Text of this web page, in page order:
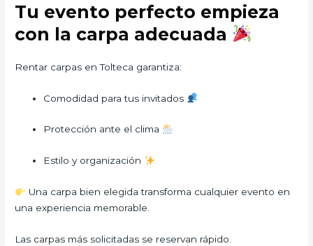
Tu evento perfecto empieza
con la carpa adecuada
Rentar carpas en Tolteca garantiza:
Comodidad para tus invitados
Protección ante el clima
Estilo y organización
Una carpa bien elegida transforma cualquier evento en
una experiencia memorable.
Las carpas más solicitadas se reservan rápido.